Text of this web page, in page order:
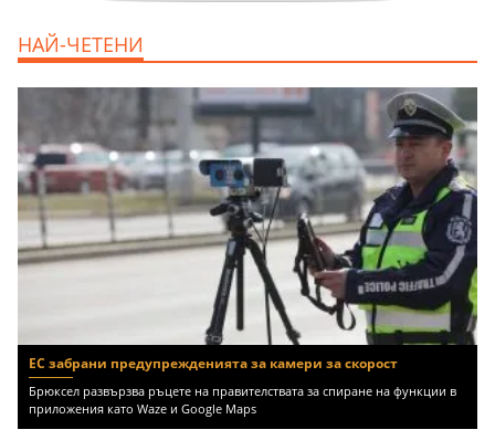
EUR
НАЙ-ЧЕТЕНИ
ЕС забрани предупрежденията за камери за скорост
Брюксел развързва ръцете на правителствата за спиране на функции в
приложения като Waze и Google Maps